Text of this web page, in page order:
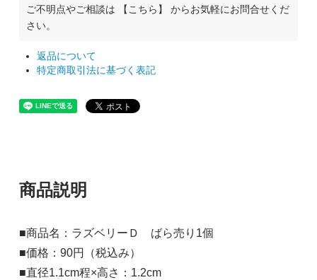
ご不明点やご相談は
【こちら】
からお気軽にお問合せくだ
さい。
返品について
特定商取引法に基づく表記
商品説明
■商品名：ラズベリーＤ ばら売り1個
■価格：90円（税込み）
■直径1.1cm程×高さ：1.2cm